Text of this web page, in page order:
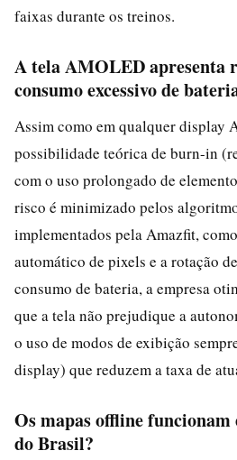
faixas durante os treinos.
A tela AMOLED apresenta
consumo excessivo de
Assim como em qualquer display
possibilidade teórica de burn-in
com o uso prolongado de
risco é minimizado pelos
implementados pela Amazfit,
automático de pixels e a rotação
consumo de bateria, a empresa
que a tela não prejudique a
o uso de modos de exibição
display) que reduzem a taxa de
Os mapas offline
do Brasil?